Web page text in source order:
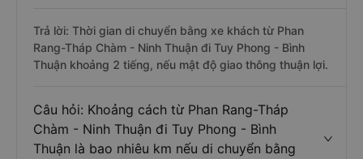
Trả lời: Thời gian di chuyển bằng xe khách từ Phan
Rang-Tháp Chàm - Ninh Thuận đi Tuy Phong - Bình
Thuận khoảng 2 tiếng, nếu mật độ giao thông thuận lợi.
Câu hỏi: Khoảng cách từ Phan Rang-Tháp
Chàm - Ninh Thuận đi Tuy Phong - Bình
Thuận là bao nhiêu km nếu di chuyển bằng